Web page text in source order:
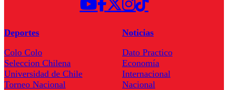
Deportes
Colo Colo
Seleccion Chilena
Universidad de Chile
Torneo Nacional
Noticias
Dato Practico
Economía
Internacional
Nacional